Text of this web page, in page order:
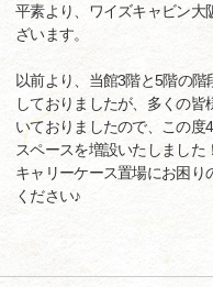
平素より、ワイズキャビン大
ざいます。
以前より、当館3階と5階の
しておりましたが、多くの
いておりましたので、この度
スペースを増設いたしました！
キャリーケース置場にお困り
ください♪